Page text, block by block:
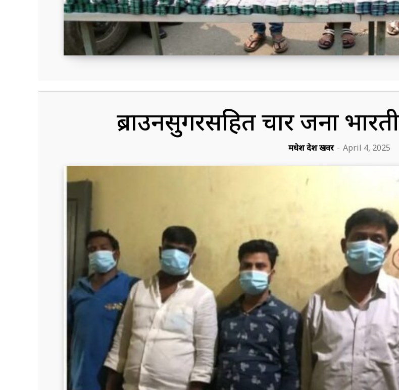
ब्राउनसुगरसहित चार जना
मधेश प्रदेश खवर - April 4, 2025